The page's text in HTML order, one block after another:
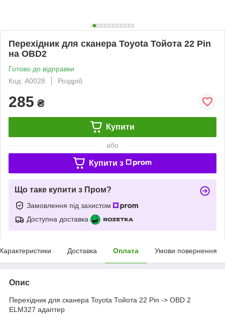
Перехідник для сканера Toyota Тойота 22 Pin
на OBD2
Готово до відправки
Код: A0028
Роздріб
285 ₴
Купити
або
Купити з
Що таке купити з Пром?
Замовлення під захистом
Доступна доставка
Доставка Оплата Умови повернення
Опис
Перехідник для сканера Toyota Тойота 22 Pin -> OBD 2
ELM327 адаптер